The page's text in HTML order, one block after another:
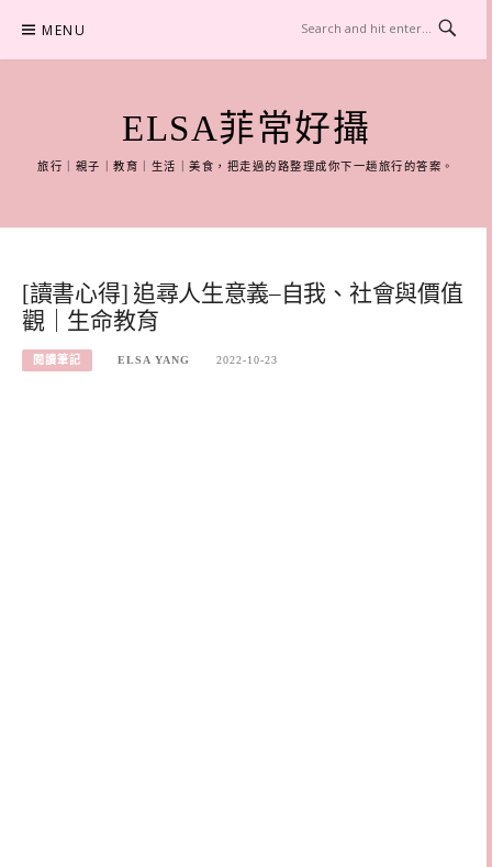
content
MENU
ELSA菲常好攝
旅行｜親子｜教育｜生活｜美食，把走過的路整理成你下一趟旅行的答案。
[讀書心得] 追尋人生意義–自我、社會與價值
觀｜生命教育
閱讀筆記 ELSA YANG 2022-10-23